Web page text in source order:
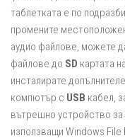
таблетката е по
промените
аудио файлове, можете
файлове до SD картата
инсталирате
компютър с USB кабел,
вътрешно устройство за
използващи Windows File